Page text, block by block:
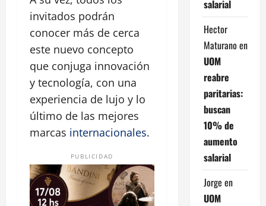
invitados podrán
conocer más de cerca
este nuevo concepto
que conjuga innovación
y tecnología, con una
experiencia de lujo y lo
último de las mejores
marcas internacionales.
PUBLICIDAD
salarial
Hector
Maturano en
UOM
reabre
paritarias:
buscan
10% de
aumento
salarial
Jorge en
UOM